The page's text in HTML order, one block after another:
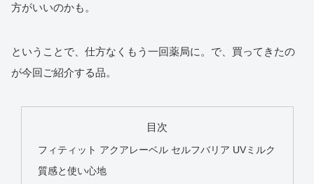
方がいいのかも。
ということで、仕方なくもう一回薬局に。で、買ってきたの
が今回ご紹介する品。
目次
フィティット アクアレーベル セルフバリア UVミルク
質感と使い心地